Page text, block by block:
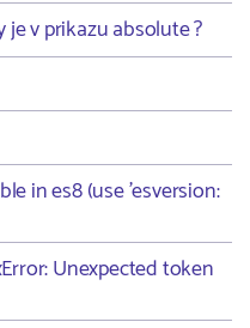
v prikazu absolute ?
in es8 (use 'esversion:
Unexpected token